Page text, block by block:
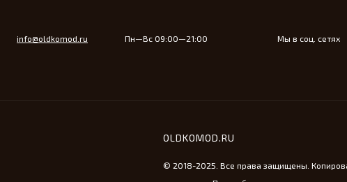
info@oldkomod.ru Пн—Вс 09:00—21:00 Мы в соц. сетях
OLDKOMOD.RU
© 2018-2025. Все права защищены.